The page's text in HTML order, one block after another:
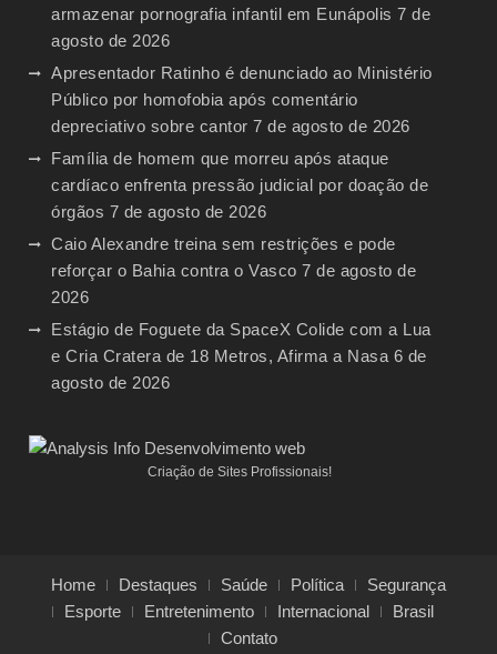
armazenar pornografia infantil em Eunápolis 7 de
agosto de 2026
Apresentador Ratinho é denunciado ao Ministério
Público por homofobia após comentário
depreciativo sobre cantor 7 de agosto de 2026
Família de homem que morreu após ataque
cardíaco enfrenta pressão judicial por doação de
órgãos 7 de agosto de 2026
Caio Alexandre treina sem restrições e pode
reforçar o Bahia contra o Vasco 7 de agosto de
2026
Estágio de Foguete da SpaceX Colide com a Lua
e Cria Cratera de 18 Metros, Afirma a Nasa 6 de
agosto de 2026
Criação de Sites Profissionais!
Home Destaques Saúde Política
Segurança
Esporte
Entretenimento Internacional
Brasil
Contato